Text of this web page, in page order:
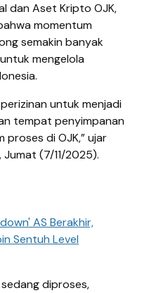
dan Aset Kripto OJK,
momentum
semakin banyak
mengelola
untuk menjadi
tempat penyimpanan
di OJK,” ujar
(7/11/2025).
AS Berakhir,
Sentuh Level
diproses,